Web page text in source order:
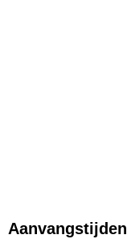
Aanvangstijden